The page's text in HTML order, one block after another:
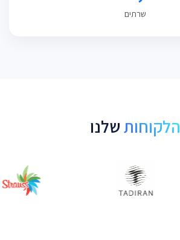
שרתים
הלקוחותשלנו